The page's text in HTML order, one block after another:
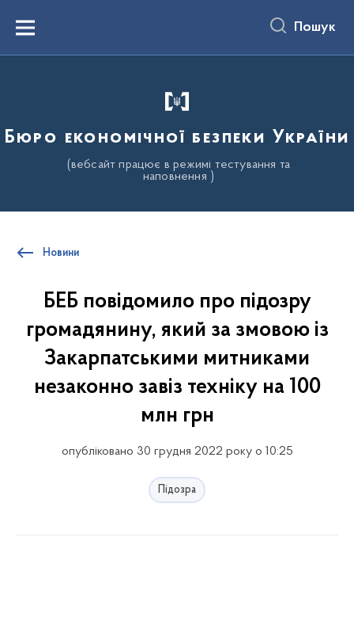
вмістуMenu Пошук
Бюро економічної безпеки України
(вебсайт працює в режимі тестування та
наповнення )
Новини
БЕБ повідомило про підозру
громадянину, який за змовою із
Закарпатськими митниками
незаконно завіз техніку на 100
млн грн
опубліковано 30 грудня 2022 року о 10:25
Підозра